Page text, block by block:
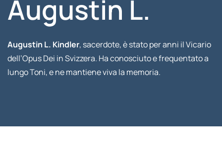
Augustin L.
Augustin L. Kindler, sacerdote, è stato per anni il Vicario
dell’Opus Dei in Svizzera. Ha conosciuto e frequentato a
lungo Toni, e ne mantiene viva la memoria.